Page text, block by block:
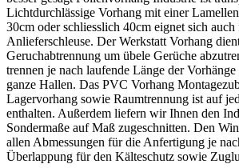
Lichtdurchlässige Vorhang mit einer
30cm oder schliesslich 40cm eignet sich auch
Anlieferschleuse. Der Werkstatt Vorhang
Geruchabtrennung um übele Gerüche
trennen je nach laufende Länge der
ganze Hallen. Das PVC Vorhang
Lagervorhang sowie Raumtrennung ist auf
enthalten. Außerdem liefern wir Ihnen den
Sondermaße auf Maß zugeschnitten. Den
allen Abmessungen für die Anfertigung je
Überlappung für den Kälteschutz sowie